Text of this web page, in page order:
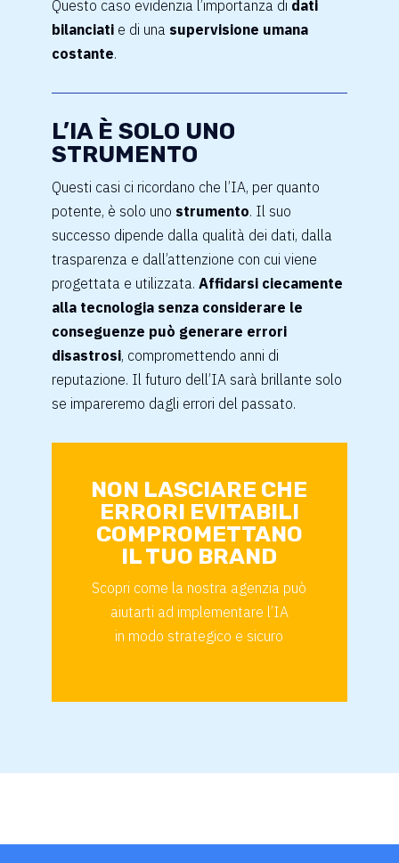
Questo caso evidenzia l’importanza di dati
bilanciatie di una supervisione umana
costante.
L’IA È SOLO UNO
STRUMENTO
Questi casi ci ricordano che l’IA, per quanto
potente, è solo uno strumento. Il suo
successo dipende dalla qualità dei dati, dalla
trasparenza e dall’attenzione con cui viene
progettata e utilizzata. Affidarsi ciecamente
alla tecnologia senza considerare le
conseguenze può generare errori
disastrosi, compromettendo anni di
reputazione. Il futuro dell’IA sarà brillante solo
se impareremo dagli errori del passato.
NON LASCIARE CHE
ERRORI EVITABILI
COMPROMETTANO
IL TUO BRAND
Scopri come la nostra agenzia può
aiutarti ad implementare l’IA
in modo strategico e sicuro